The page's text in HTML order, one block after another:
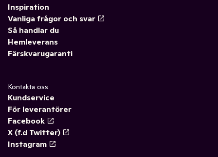
Inspiration
Vanliga frågor och svar
Så handlar du
Hemleverans
Färskvarugaranti
Kontakta oss
Kundservice
För leverantörer
Facebook
X (f.d Twitter)
Instagram